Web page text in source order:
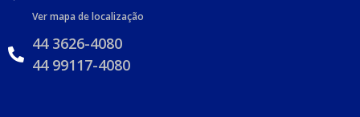
Ver mapa de localização
44 3626-4080
44 99117-4080